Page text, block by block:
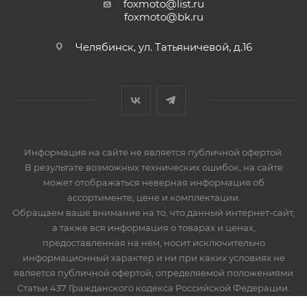
foxmoto@list.ru
foxmoto@bk.ru
Челябинск, ул. Татьяничевой, д.16
Информация на сайте не является публичной офертой.
В результате возможных технических ошибок, на сайте
может отображаться неверная информация об
ассортименте, цене и комплектации.
Обращаем ваше внимание на то, что данный интернет-сайт,
а также вся информация о товарах и ценах,
предоставленная на нём, носит исключительно
информационный характер и ни при каких условиях не
является публичной офертой, определяемой положениями
Статьи 437 Гражданского кодекса Российской Федерации.